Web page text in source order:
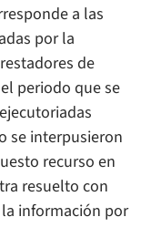
a las
por la
de
periodo que se
se interpusieron
recurso en
resuelto con
información por